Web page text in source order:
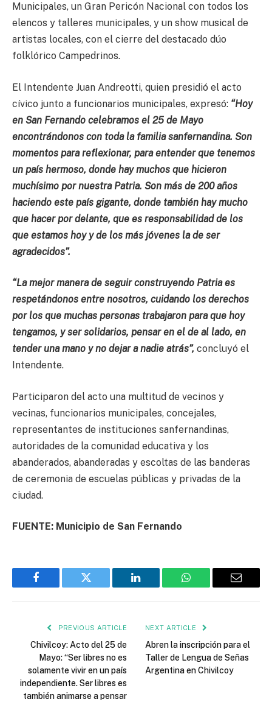
Municipales, un Gran Pericón Nacional con todos los
elencos y talleres municipales, y un show musical de
artistas locales, con el cierre del destacado dúo
folklórico Campedrinos.
El Intendente Juan Andreotti, quien presidió el acto
cívico junto a funcionarios municipales, expresó: “Hoy
en San Fernando celebramos el 25 de Mayo
encontrándonos con toda la familia sanfernandina. Son
momentos para reflexionar, para entender que tenemos
un país hermoso, donde hay muchos que hicieron
muchísimo por nuestra Patria. Son más de 200 años
haciendo este país gigante, donde también hay mucho
que hacer por delante, que es responsabilidad de los
que estamos hoy y de los más jóvenes la de ser
agradecidos”.
“La mejor manera de seguir construyendo Patria es
respetándonos entre nosotros, cuidando los derechos
por los que muchas personas trabajaron para que hoy
tengamos, y ser solidarios, pensar en el de al lado, en
tender una mano y no dejar a nadie atrás”, concluyó el
Intendente.
Participaron del acto una multitud de vecinos y
vecinas, funcionarios municipales, concejales,
representantes de instituciones sanfernandinas,
autoridades de la comunidad educativa y los
abanderados, abanderadas y escoltas de las banderas
de ceremonia de escuelas públicas y privadas de la
ciudad.
FUENTE: Municipio de San Fernando
Facebook Twitter LinkedIn WhatsApp Email
PREVIOUS ARTICLE
Chivilcoy: Acto del 25 de
Mayo: “Ser libres no es
solamente vivir en un país
independiente. Ser libres es
también animarse a pensar
NEXT ARTICLE
Abren la inscripción para el
Taller de Lengua de Señas
Argentina en Chivilcoy